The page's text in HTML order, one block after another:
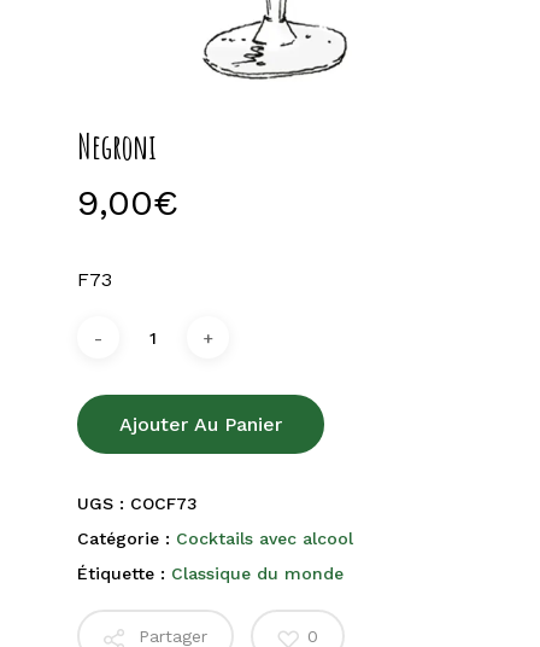
Negroni
9,00€
F73
Ajouter Au Panier
UGS : COCF73
Catégorie : Cocktails avec alcool
Étiquette : Classique du monde
Partager 0